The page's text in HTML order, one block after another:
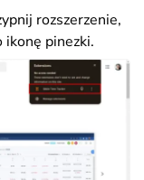
rozszerzenie,
ikonę pinezki.